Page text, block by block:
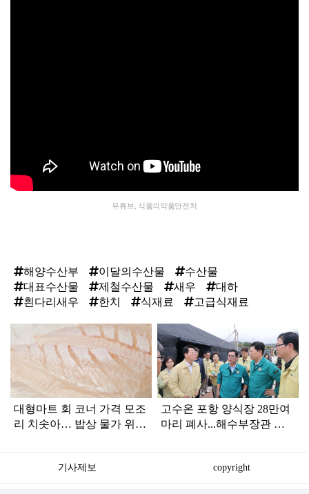
유튜브, 식품의약품안전처
해양수산부 이달의수산물
수산물
대표수산물
제철수산물 새우
대하
흰다리새우
한치 식재료 고급식재료
라
인
대형마트 회 코너 가격 모조
리 치솟아… 밥상 물가 위협
고수온 포항 양식장 28만여
마리 폐사...해수부장관 등
기사제보 copyright